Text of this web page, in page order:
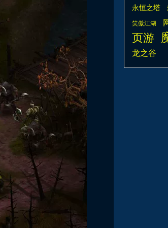
永恒之塔
笑傲江湖
页游
龙之谷